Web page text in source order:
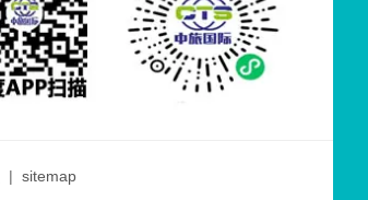
| sitemap